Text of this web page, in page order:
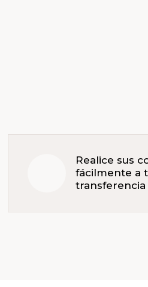
Realice sus
fácilmente a
transferencia